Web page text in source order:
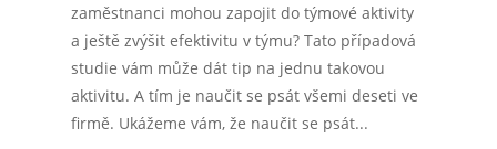
zaměstnanci mohou zapojit do týmové aktivity
a ještě zvýšit efektivitu v týmu? Tato případová
studie vám může dát tip na jednu takovou
aktivitu. A tím je naučit se psát všemi deseti ve
firmě. Ukážeme vám, že naučit se psát...